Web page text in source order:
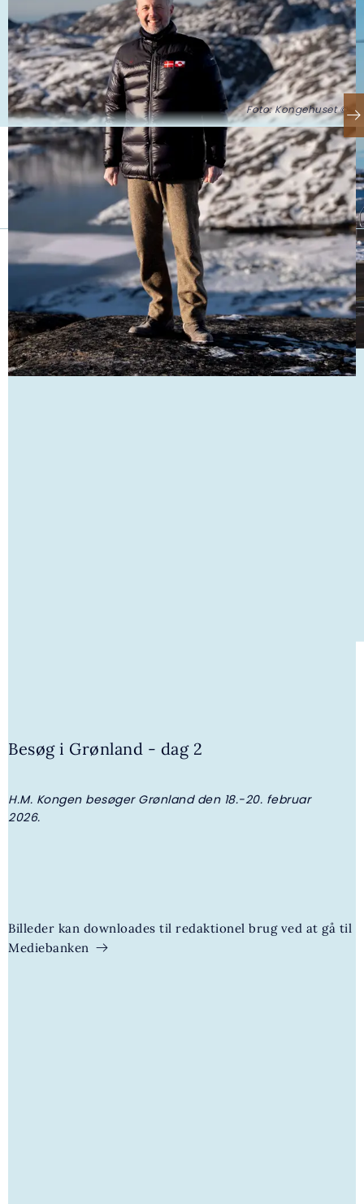
Besøg i Grønland - dag 2
H.M. Kongen besøger Grønland den 18.-20. februar
2026.
Billeder kan downloades til redaktionel brug ved at gå til
Mediebanken
Foto: Kongehuset ©
Se også
30. JULI 2026 | NYHED